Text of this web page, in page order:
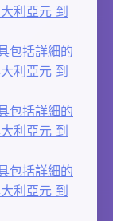
利亞元 到
包括詳細的
利亞元 到
包括詳細的
利亞元 到
包括詳細的
利亞元 到